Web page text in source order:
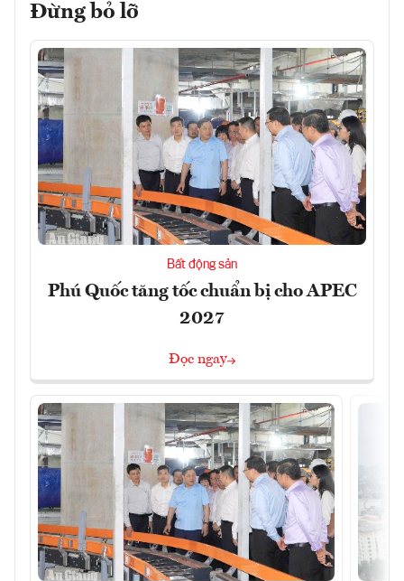
Đừng bỏ lỡ
Bất động sản
Phú Quốc tăng tốc chuẩn bị cho APEC
2027
Đọc ngay